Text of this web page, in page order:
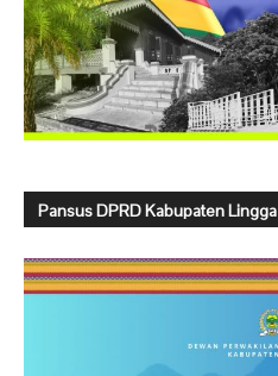
Pansus DPRD Kabupaten Lingga